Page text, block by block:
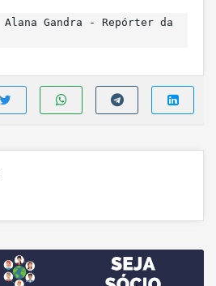
Alana Gandra - Repórter da